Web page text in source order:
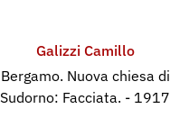
Galizzi Camillo
Bergamo. Nuova chiesa di
Sudorno: Facciata. - 1917